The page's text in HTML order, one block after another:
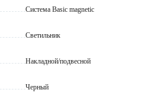
световой поток;
установки основания в
Система Basic magnetic
Светильник
Накладной/подвесной
Черный